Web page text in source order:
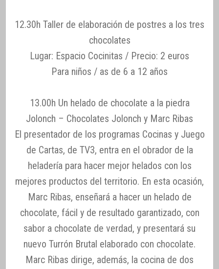
12.30h Taller de elaboración de postres a los tres
chocolates
Lugar: Espacio Cocinitas / Precio: 2 euros
Para niños / as de 6 a 12 años
13.00h Un helado de chocolate a la piedra
Jolonch – Chocolates Jolonch y Marc Ribas
El presentador de los programas Cocinas y Juego
de Cartas, de TV3, entra en el obrador de la
heladería para hacer mejor helados con los
mejores productos del territorio. En esta ocasión,
Marc Ribas, enseñará a hacer un helado de
chocolate, fácil y de resultado garantizado, con
sabor a chocolate de verdad, y presentará su
nuevo Turrón Brutal elaborado con chocolate.
Marc Ribas dirige, además, la cocina de dos